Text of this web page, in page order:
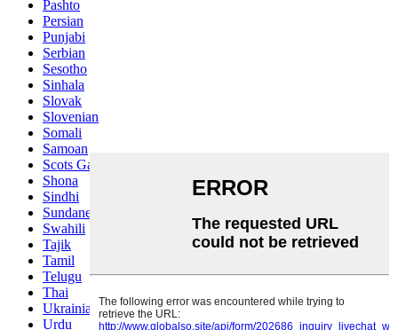
Pashto
Persian
Punjabi
Serbian
Sesotho
Sinhala
Slovak
Slovenian
Somali
Samoan
Scots Gaelic
Shona
Sindhi
Sundanese
Swahili
Tajik
Tamil
Telugu
Thai
Ukrainian
Urdu